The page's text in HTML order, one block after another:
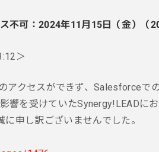
可：2024年11月15日（金）（
＞
クセスができず、Salesforceで
を受けていたSynergy!LEADに
申し訳ございませんでした。